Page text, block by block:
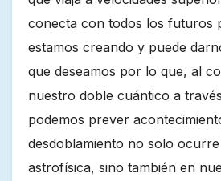
conecta con todos los futuros
estamos creando y puede
que deseamos por lo que, al
nuestro doble cuántico a
podemos prever
desdoblamiento no solo
astrofísica, sino también en